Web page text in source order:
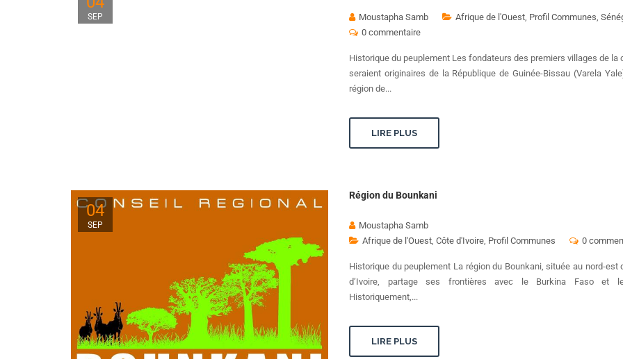
SEP Moustapha Samb Afrique de l'Ouest, Profil Communes,
0 commentaire
Historique du peuplement Les fondateurs des premiers villages de la
seraient originaires de la République de Guinée-Bissau (Varela
région de...
LIRE PLUS
04
SEP
Région du Bounkani
Moustapha Samb
Afrique de l'Ouest, Côte d'Ivoire, Profil Communes 0
Historique du peuplement La région du Bounkani, située au nord-est
d’Ivoire, partage ses frontières avec le Burkina Faso et
Historiquement,...
LIRE PLUS